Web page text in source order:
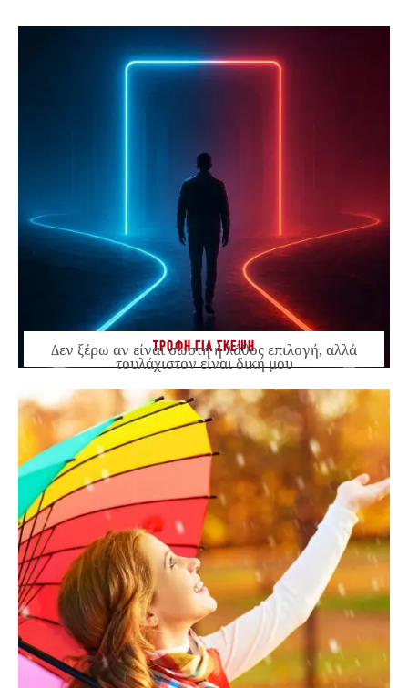
ΤΡΟΦΗ ΓΙΑ ΣΚΕΨΗ
Δεν ξέρω αν είναι σωστή ή λάθος επιλογή, αλλά
τουλάχιστον είναι δική μου